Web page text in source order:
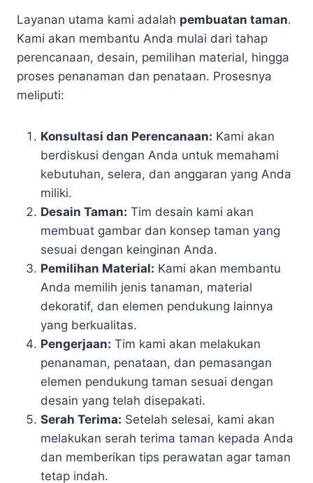
Layanan utama kami adalah pembuatan taman.
Kami akan membantu Anda mulai dari tahap
perencanaan, desain, pemilihan material, hingga
proses penanaman dan penataan. Prosesnya
meliputi:
Konsultasi dan Perencanaan: Kami akan
berdiskusi dengan Anda untuk memahami
kebutuhan, selera, dan anggaran yang Anda
miliki.
Desain Taman: Tim desain kami akan
membuat gambar dan konsep taman yang
sesuai dengan keinginan Anda.
Pemilihan Material: Kami akan membantu
Anda memilih jenis tanaman, material
dekoratif, dan elemen pendukung lainnya
yang berkualitas.
Pengerjaan: Tim kami akan melakukan
penanaman, penataan, dan pemasangan
elemen pendukung taman sesuai dengan
desain yang telah disepakati.
Serah Terima: Setelah selesai, kami akan
melakukan serah terima taman kepada Anda
dan memberikan tips perawatan agar taman
tetap indah.